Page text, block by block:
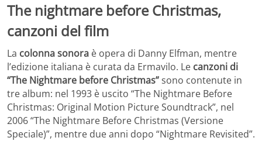
The nightmare before Christmas,
canzoni del film
La colonna sonora è opera di Danny Elfman, mentre
l’edizione italiana è curata da Ermavilo. Le canzoni di
“The Nightmare before Christmas”sono contenute in
tre album: nel 1993 è uscito “The Nightmare Before
Christmas: Original Motion Picture Soundtrack”, nel
2006 “The Nightmare Before Christmas (Versione
Speciale)”, mentre due anni dopo “Nightmare Revisited”.